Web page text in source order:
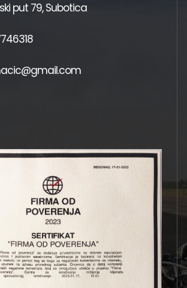
put 79, Subotica